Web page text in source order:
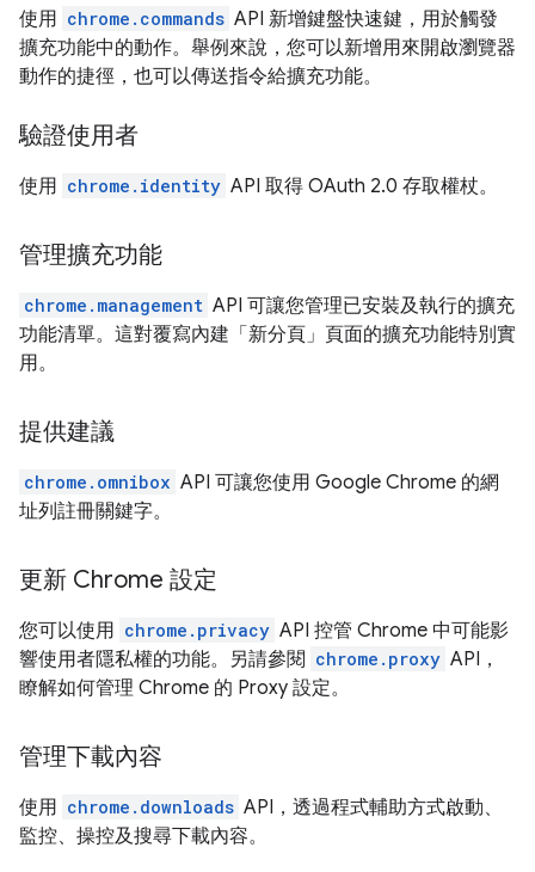
使用 chrome.commands API 新增鍵盤快速鍵，用於觸發
擴充功能中的動作。舉例來說，您可以新增用來開啟瀏覽器
動作的捷徑，也可以傳送指令給擴充功能。
驗證使用者
使用 chrome.identity API 取得 OAuth 2.0 存取權杖。
管理擴充功能
chrome.management API 可讓您管理已安裝及執行的擴充
功能清單。這對覆寫內建「新分頁」頁面的擴充功能特別實
用。
提供建議
chrome.omnibox API 可讓您使用 Google Chrome 的網
址列註冊關鍵字。
更新 Chrome 設定
您可以使用 chrome.privacy API 控管 Chrome 中可能影
響使用者隱私權的功能。另請參閱 chrome.proxy API，
瞭解如何管理 Chrome 的 Proxy 設定。
管理下載內容
使用 chrome.downloads API，透過程式輔助方式啟動、
監控、操控及搜尋下載內容。